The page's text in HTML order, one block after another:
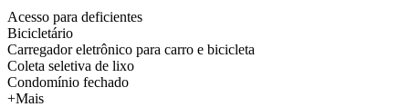
Acesso para deficientes
Bicicletário
Carregador eletrônico para carro e bicicleta
Coleta seletiva de lixo
Condomínio fechado
+Mais